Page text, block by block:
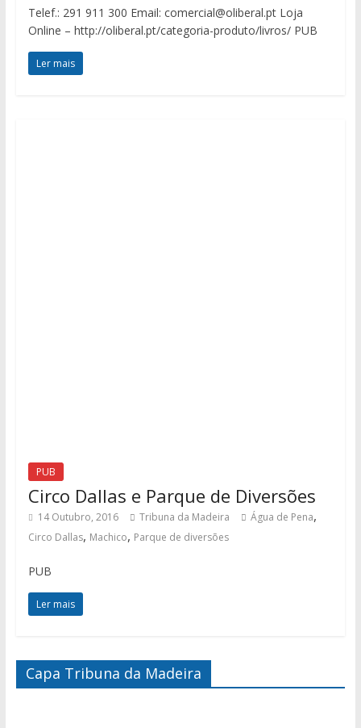
Telef.: 291 911 300 Email: comercial@oliberal.pt Loja
Online – http://oliberal.pt/categoria-produto/livros/ PUB
Ler mais
PUB
Circo Dallas e Parque de Diversões
14 Outubro, 2016 Tribuna da Madeira Água de Pena,
Circo Dallas, Machico, Parque de diversões
PUB
Ler mais
Capa Tribuna da Madeira